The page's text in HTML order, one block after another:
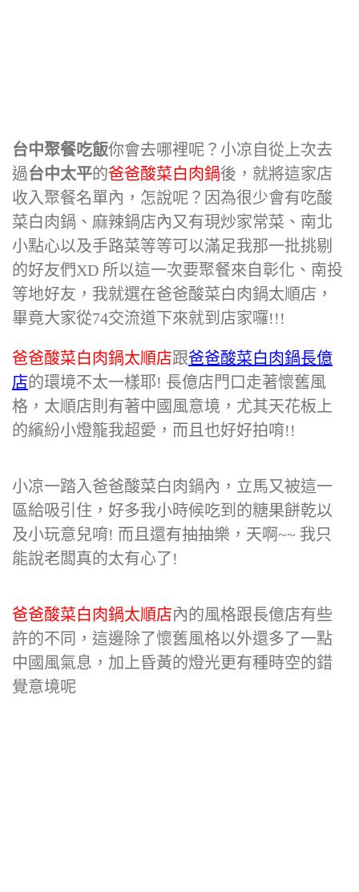
台中聚餐吃飯你會去哪裡呢？小凉自從上次去
過台中太平的爸爸酸菜白肉鍋後，就將這家店
收入聚餐名單內，怎說呢？因為很少會有吃酸
菜白肉鍋、麻辣鍋店內又有現炒家常菜、南北
小點心以及手路菜等等可以滿足我那一批挑剔
的好友們XD 所以這一次要聚餐來自彰化、南投
等地好友，我就選在爸爸酸菜白肉鍋太順店，
畢竟大家從74交流道下來就到店家囉!!!
爸爸酸菜白肉鍋太順店跟爸爸酸菜白肉鍋長億
店的環境不太一樣耶! 長億店門口走著懷舊風
格，太順店則有著中國風意境，尤其天花板上
的繽紛小燈籠我超愛，而且也好好拍唷!!
小凉一踏入爸爸酸菜白肉鍋內，立馬又被這一
區給吸引住，好多我小時候吃到的糖果餅乾以
及小玩意兒唷! 而且還有抽抽樂，天啊~~ 我只
能說老闆真的太有心了!
爸爸酸菜白肉鍋太順店內的風格跟長億店有些
許的不同，這邊除了懷舊風格以外還多了一點
中國風氣息，加上昏黃的燈光更有種時空的錯
覺意境呢